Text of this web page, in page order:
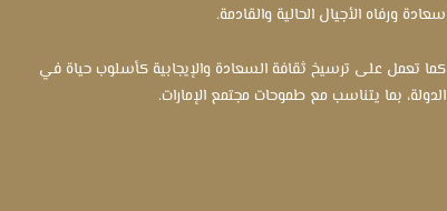
سعادة ورفاه الأجيال الحالية والقادمة.
كما تعمل على ترسيخ ثقافة السعادة والإيجابية كأسلوب حياة في
الدولة، بما يتناسب مع طموحات مجتمع الإمارات.